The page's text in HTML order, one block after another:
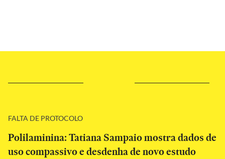
FALTA DE PROTOCOLO
Polilaminina: Tatiana Sampaio mostra dados de
uso compassivo e desdenha de novo estudo